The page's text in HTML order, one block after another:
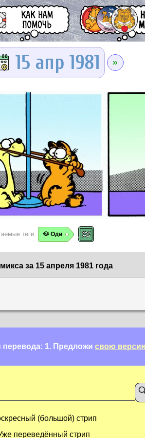
15 апр 1981 »
теги: 🐶 Оди
за 15 апреля 1981 года
1. Предложи свою
(большой) стрип
переведённый стрип